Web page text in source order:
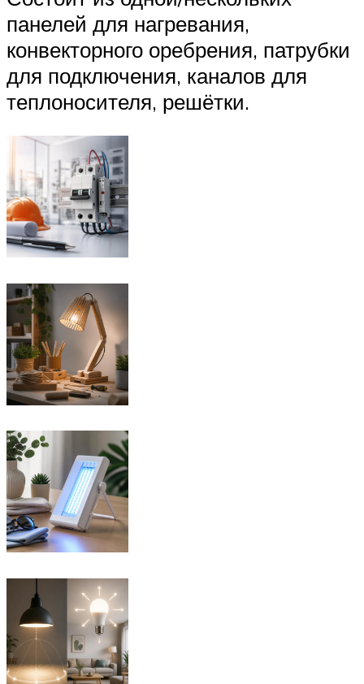
панелей для нагревания,
конвекторного оребрения, патрубки
для подключения, каналов для
теплоносителя, решётки.